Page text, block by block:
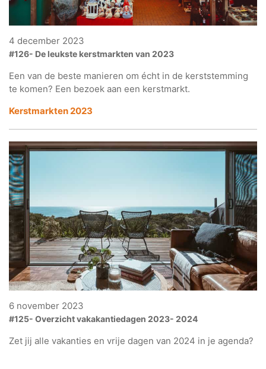
4 december 2023
#126- De leukste kerstmarkten van 2023
Een van de beste manieren om écht in de kerststemming
te komen? Een bezoek aan een kerstmarkt.
Kerstmarkten 2023
6 november 2023
#125- Overzicht vakakantiedagen 2023- 2024
Zet jij alle vakanties en vrije dagen van 2024 in je agenda?